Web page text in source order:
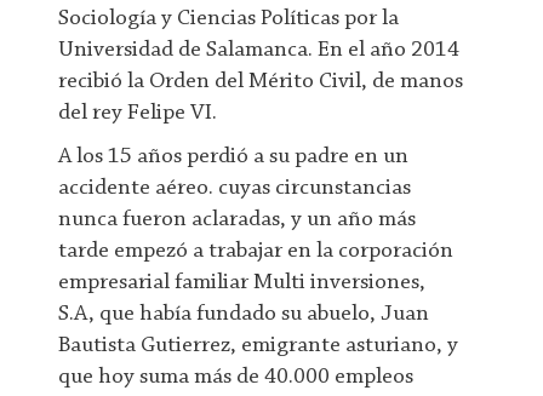
Sociología y Ciencias Políticas por la
Universidad de Salamanca. En el año 2014
recibió la Orden del Mérito Civil, de manos
del rey Felipe VI.
A los 15 años perdió a su padre en un
accidente aéreo. cuyas circunstancias
nunca fueron aclaradas, y un año más
tarde empezó a trabajar en la corporación
empresarial familiar Multi inversiones,
S.A, que había fundado su abuelo, Juan
Bautista Gutierrez, emigrante asturiano, y
que hoy suma más de 40.000 empleos